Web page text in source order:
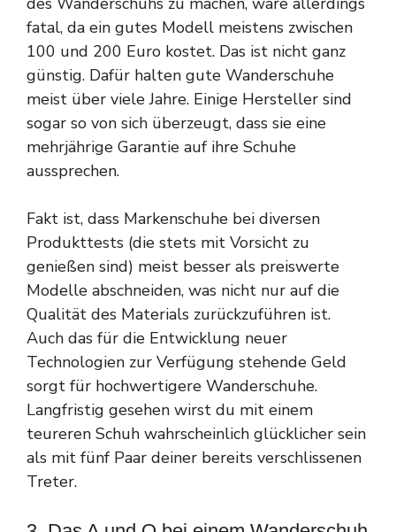
fatal, da ein gutes Modell meistens zwischen
100 und 200 Euro kostet. Das ist nicht ganz
günstig. Dafür halten gute Wanderschuhe
meist über viele Jahre. Einige Hersteller sind
sogar so von sich überzeugt, dass sie eine
mehrjährige Garantie auf ihre Schuhe
aussprechen.
Fakt ist, dass Markenschuhe bei diversen
Produkttests (die stets mit Vorsicht zu
genießen sind) meist besser als preiswerte
Modelle abschneiden, was nicht nur auf die
Qualität des Materials zurückzuführen ist.
Auch das für die Entwicklung neuer
Technologien zur Verfügung stehende Geld
sorgt für hochwertigere Wanderschuhe.
Langfristig gesehen wirst du mit einem
teureren Schuh wahrscheinlich glücklicher sein
als mit fünf Paar deiner bereits verschlissenen
Treter.